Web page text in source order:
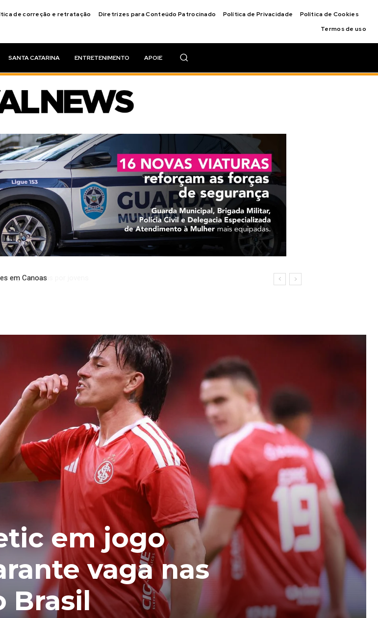
de correção e retratação Diretrizes para Conteúdo Patrocinado Política de Privacidade
Política de Cookies
Termos de uso
SANTA CATARINA ENTRETENIMENTO APOIE
por jovens
em jogo
vaga nas
Brasil